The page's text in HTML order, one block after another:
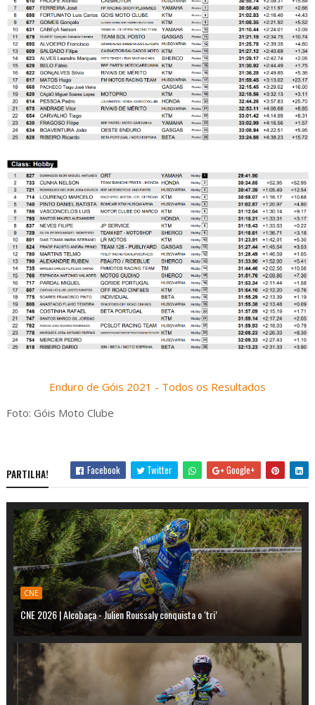
Enduro de Góis 2021 - Todos os Resultados
Foto: Góis Moto Clube
PARTILHA! Facebook Twitter Google+
CNE
CNE 2026 | Alcobaça - Julien Roussaly conquista o ‘tri’